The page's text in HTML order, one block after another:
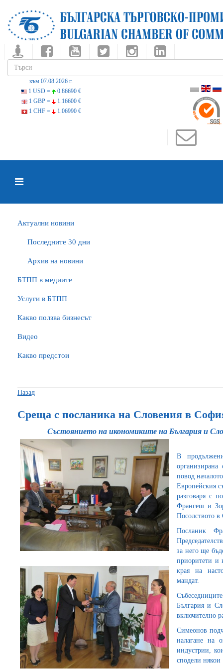
към 07.08.2026 г.
1 USD =
0.86690 €
1 GBP =
1.16600 €
1 CHF =
1.06990 €
Актуални новини
Последните 30 дни
Архив на новини
БTПП в медиите
Услуги в БТПП
Какво ползва бизнесът
Видео
Какво предстои
Назад
Среща с посланика на Словения в
Състоянието на икономиките на България и
В
повод
Европейския
разговаря с
Франгеш и
Посолството
Посланик
за него ще
приоритети и
края на
мандат.
България и
включително
Симеонов
налагане на
индустрии,
сподели някои